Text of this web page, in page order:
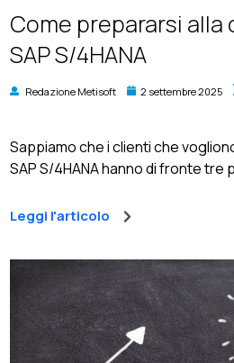
Come prepararsi
SAP S/4HANA
Redazione Metisoft 2 settembre 2025
Sappiamo che i clienti che
SAP S/4HANA hanno di fronte tre
Leggi l'articolo